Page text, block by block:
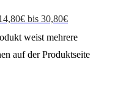
bis 30,80€
weist mehrere
auf der Produktseite